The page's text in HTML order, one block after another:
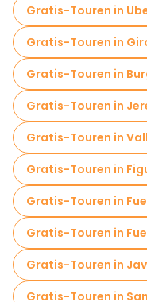
Gratis-Touren in
Gratis-Touren in
Gratis-Touren in
Gratis-Touren in
Gratis-Touren in
Gratis-Touren in
Gratis-Touren in
Gratis-Touren in
Gratis-Touren in
Gratis-Touren in